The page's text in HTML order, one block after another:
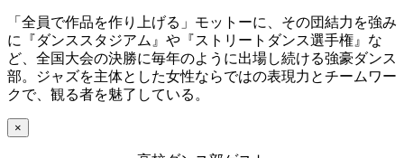
「全員で作品を作り上げる」モットーに、その団結力を強み
に『ダンススタジアム』や『ストリートダンス選手権』な
ど、全国大会の決勝に毎年のように出場し続ける強豪ダンス
部。ジャズを主体とした女性ならではの表現力とチームワー
クで、観る者を魅了している。
×